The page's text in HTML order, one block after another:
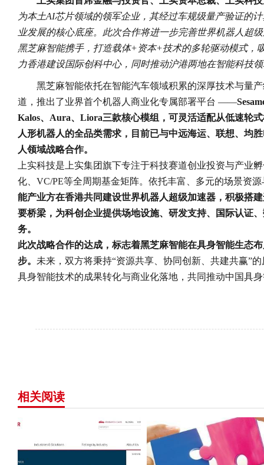
为本土AI芯片领域的领军企业，其经过车规级量产验证的
业发展的核心底座。此次合作将进一步完善世界机器人超
黑芝麻智能携手，打造载体+资本+技术的多轮驱动模式，
力香港建设国际创科中心，同时推动沪港两地在智能科技
黑芝麻智能依托在智能汽车领域积累的深厚技术与量
道，推出了业界首个机器人商业化专属部署平台 ——
Kalos、Aura、Liora三款核心模组，可灵活适配从低速轮
人形机器人的全品类需求，目前已与中远海运、联想、均
人领域战略合作。
上实科技是上实集团旗下专注于科技赛道创业投资与产业
化、VC/PE等全周期基金矩阵。依托丰富、多元的场景资
能产业方在香港共同建设世界机器人超级加速器，积极搭
要桥梁，为科创企业提供场地设施、研发支持、国际认证
务。
此次战略合作的达成，标志着黑芝麻智能在具身智能生态
步。 未来，双方将秉持“资源共享、协同创新、共建共赢”
具身智能技术的成果转化与商业化落地，共同推动中国具
相关阅读